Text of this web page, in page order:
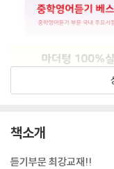
책소개
듣기부문 최강교재!!